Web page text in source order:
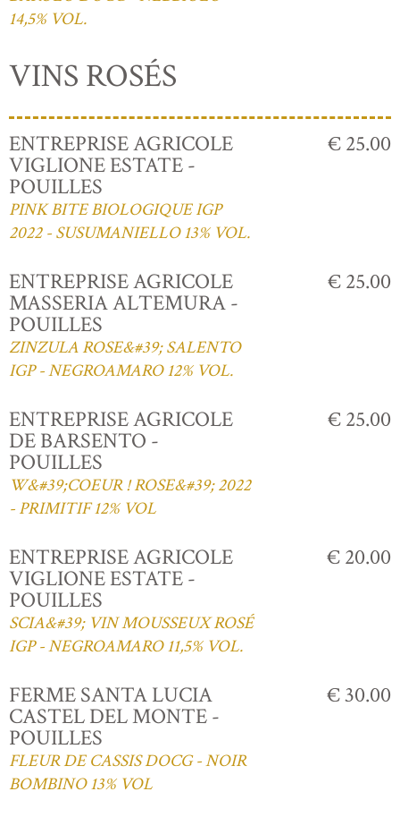
14,5% VOL.
VINS ROSÉS
ENTREPRISE AGRICOLE
VIGLIONE ESTATE -
POUILLES
PINK BITE BIOLOGIQUE IGP
2022 - SUSUMANIELLO 13% VOL.
€ 25.00
ENTREPRISE AGRICOLE
MASSERIA ALTEMURA -
POUILLES
ZINZULA ROSE&#39; SALENTO
IGP - NEGROAMARO 12% VOL.
€ 25.00
ENTREPRISE AGRICOLE
DE BARSENTO -
POUILLES
W&#39;COEUR ! ROSE&#39; 2022
- PRIMITIF 12% VOL
€ 25.00
ENTREPRISE AGRICOLE
VIGLIONE ESTATE -
POUILLES
SCIA&#39; VIN MOUSSEUX ROSÉ
IGP - NEGROAMARO 11,5% VOL.
€ 20.00
FERME SANTA LUCIA
CASTEL DEL MONTE -
POUILLES
FLEUR DE CASSIS DOCG - NOIR
BOMBINO 13% VOL
€ 30.00